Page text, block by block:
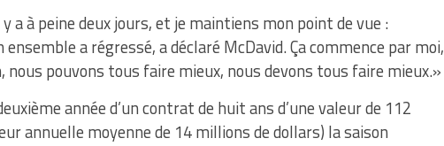
y a à peine deux jours, et je maintiens mon point de vue :
ensemble a régressé, a déclaré McDavid. Ça commence par moi,
nous pouvons tous faire mieux, nous devons tous faire mieux.»
année d’un contrat de huit ans d’une valeur de 112
annuelle moyenne de 14 millions de dollars) la saison